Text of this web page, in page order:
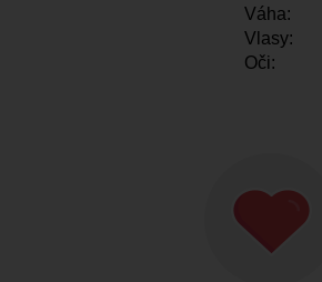
Váha:
Vlasy:
Oči: